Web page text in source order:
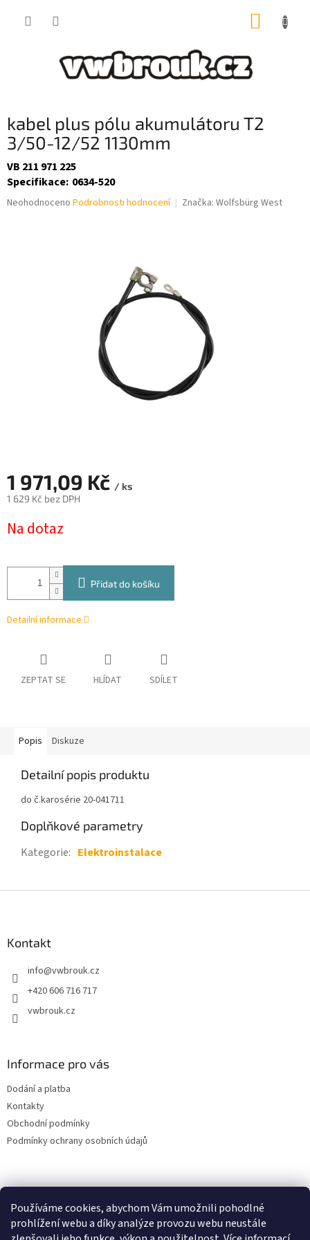
Používáme cookies, abychom Vám umožnili pohodlné
prohlížení webu a díky analýze provozu webu neustále
kabel plus pólu akumulátoru T2
3/50-12/52 1130mm
VB 211 971 225
Specifikace: 0634-520
Průměrné
Neohodnoceno Podrobnosti hodnocení Značka: Wolfsbürg West
1 971,09 Kč / ks
1 629 Kč bez DPH
cena:
Na dotaz
Přidat do košíku
Detailní informace
ZEPTAT SE HLÍDAT SDÍLET
Popis Diskuze
Detailní popis produktu
do č.karosérie 20-041711
Doplňkové parametry
Kategorie: Elektroinstalace
Kontakt
info@vwbrouk.cz
+420 606 716 717
vwbrouk.cz
Informace pro vás
Dodání a platba
Kontakty
Obchodní podmínky
Podmínky ochrany osobních údajů